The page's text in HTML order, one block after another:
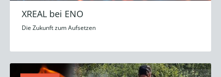
XREAL bei ENO
Die Zukunft zum Aufsetzen